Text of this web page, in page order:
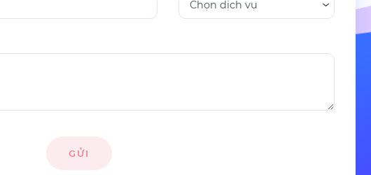
GỬI